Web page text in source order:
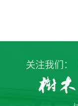
关注我们：